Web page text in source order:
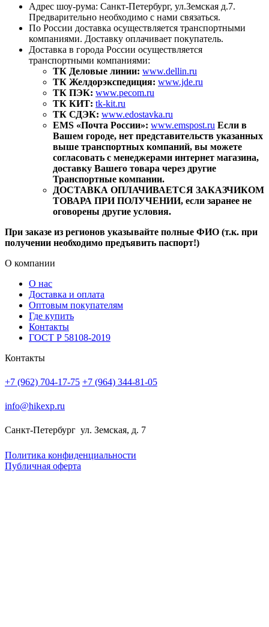
Адрес шоу-рума: Санкт-Петербург, ул.Земская д.7.
Предварительно необходимо с нами связаться.
По России доставка осуществляется транспортными
компаниями. Доставку оплачивает покупатель.
Доставка в города России осуществляется
транспортными компаниями:
ТК Деловые линии: www.dellin.ru
ТК Желдорэкспедиция: www.jde.ru
ТК ПЭК: www.pecom.ru
ТК КИТ: tk-kit.ru
ТК СДЭК: www.edostavka.ru
EMS «Почта России»: www.emspost.ru Если в
Вашем городе, нет представительств указанных
выше транспортных компаний, вы можете
согласовать с менеджерами интернет магазина,
доставку Вашего товара через другие
Транспортные компании.
ДОСТАВКА ОПЛАЧИВАЕТСЯ ЗАКАЗЧИКОМ
ТОВАРА ПРИ ПОЛУЧЕНИИ, если заранее не
оговорены другие условия.
При заказе из регионов указывайте полные ФИО (т.к. при
получении необходимо предъявить паспорт!)
О компании
О нас
Доставка и оплата
Оптовым покупателям
Где купить
Контакты
ГОСТ Р 58108-2019
Контакты
+7 (962) 704-17-75 +7 (964) 344-81-05
info@hikexp.ru
Санкт-Петербург ул. Земская, д. 7
Политика конфиденциальности
Публичная оферта